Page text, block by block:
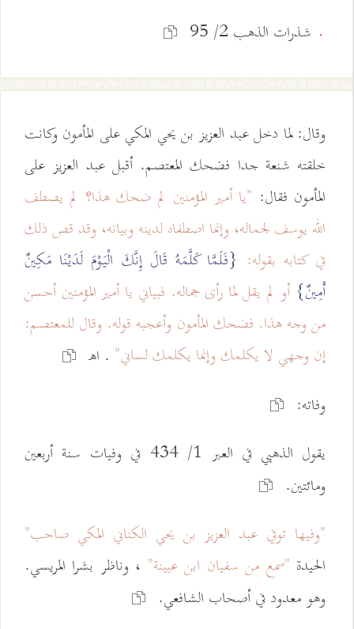
. شذرات الذهب 2/ 95
وقال: لما دخل عبد العزيز بن يحي المكي على المأمون وكانت
خلقته شنعة جدا فضحك المعتصم. أقبل عبد العزيز على
المأمون فقال: "يا أمير المؤمنين لم ضحك هذا؟ لم يصطف
الله يوسف لجماله، وإنما اصطفاه لدينه وبيانه، وقد قص ذلك
في كتابه بقوله: {فَلَمَّا كَلَّمَهُ قَالَ إِنَّكَ الْيَوْمَ لَدَيْنَا مَكِينٌ
أَمِينٌ} أو لم يقل لما رأى جماله. فبياني يا أمير المؤمنين أحسن
من وجه هذا. فضحك المأمون وأعجبه قوله. وقال للمعتصم:
إن وجهي لا يكلمك وإنما يكلمك لساني" . اهـ
وفاته:
يقول الذهبي في العبر 1/ 434 في وفيات سنة أربعين
ومائتين.
"وفيها توفي عبد العزيز بن يحي الكناني المكي صاحب"
الحيدة "سمع من سفيان ابن عيينة" ، وناظر بشرا المريسي.
وهو معدود في أصحاب الشافعي.